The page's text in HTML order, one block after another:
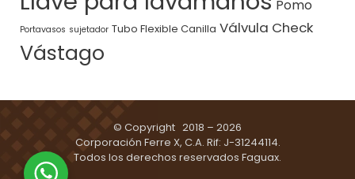
Pomo
Portavasos sujetador Tubo Flexible Canilla Válvula Check
Vástago
© Copyright 2018 – 2026
Corporación Ferre X, C.A. Rif: J-31244114.
Todos los derechos reservados Faguax.